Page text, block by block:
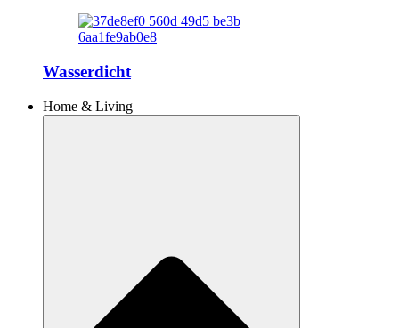
Wasserdicht
Home & Living